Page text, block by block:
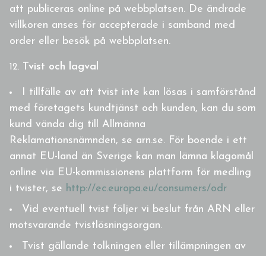
att publiceras online på webbplatsen. De ändrade
villkoren anses för accepterade i samband med
order eller besök på webbplatsen.
Tvist och lagval
I tillfälle av att tvist inte kan lösas i samförstånd
med företagets kundtjänst och kunden, kan du som
kund vända dig till Allmänna
Reklamationsnämnden, se arn.se. För boende i ett
annat EU-land än Sverige kan man lämna klagomål
online via EU-kommissionens plattform för medling
i tvister, se http://ec.europa.eu/consumers/odr
Vid eventuell tvist följer vi beslut från ARN eller
motsvarande tvistlösningsorgan.
Tvist gällande tolkningen eller tillämpningen av